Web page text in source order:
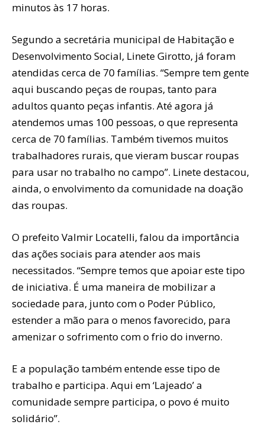
minutos às 17 horas.
Segundo a secretária municipal de Habitação e
Desenvolvimento Social, Linete Girotto, já foram
atendidas cerca de 70 famílias. “Sempre tem gente
aqui buscando peças de roupas, tanto para
adultos quanto peças infantis. Até agora já
atendemos umas 100 pessoas, o que representa
cerca de 70 famílias. Também tivemos muitos
trabalhadores rurais, que vieram buscar roupas
para usar no trabalho no campo”. Linete destacou,
ainda, o envolvimento da comunidade na doação
das roupas.
O prefeito Valmir Locatelli, falou da importância
das ações sociais para atender aos mais
necessitados. “Sempre temos que apoiar este tipo
de iniciativa. É uma maneira de mobilizar a
sociedade para, junto com o Poder Público,
estender a mão para o menos favorecido, para
amenizar o sofrimento com o frio do inverno.
E a população também entende esse tipo de
trabalho e participa. Aqui em ‘Lajeado’ a
comunidade sempre participa, o povo é muito
solidário”.